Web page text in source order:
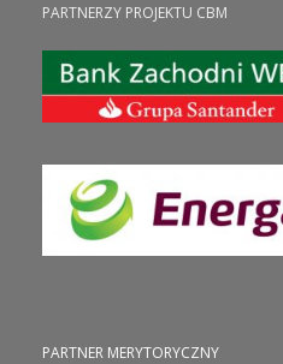
PARTNERZY PROJEKTU CBM
PARTNER MERYTORYCZNY